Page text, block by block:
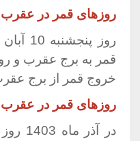
روزهای قمر در عقرب
روز
خروج قمر از برج
روزهای قمر در عقرب آذر
در